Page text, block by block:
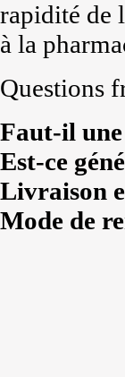
rapidité de
à la
Questions
Faut-il
Est-ce
Livraison
Mode de